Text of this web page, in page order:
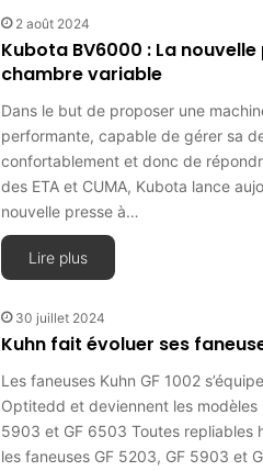
2 août 2024
Kubota BV6000 : La
chambre variable
Dans le but de proposer une
performante, capable de gérer sa
confortablement et donc de
des ETA et CUMA, Kubota lance
nouvelle presse à…
Lire plus
30 juillet 2024
Kuhn fait évoluer ses
Les faneuses Kuhn GF 1002
Optitedd et deviennent les modèles
5903 et GF 6503 Toutes repliables
les faneuses GF 5203, GF 5903 et